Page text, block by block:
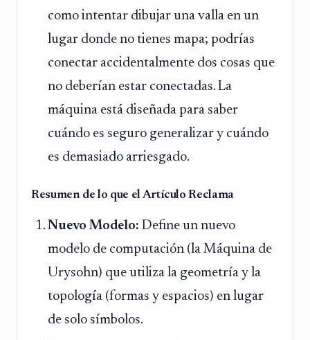
como intentar dibujar una valla en un
lugar donde no tienes mapa; podrías
conectar accidentalmente dos cosas que
no deberían estar conectadas. La
máquina está diseñada para saber
cuándo es seguro generalizar y cuándo
es demasiado arriesgado.
Resumen de lo que el Artículo Reclama
Nuevo Modelo: Define un nuevo
modelo de computación (la Máquina de
Urysohn) que utiliza la geometría y la
topología (formas y espacios) en lugar
de solo símbolos.